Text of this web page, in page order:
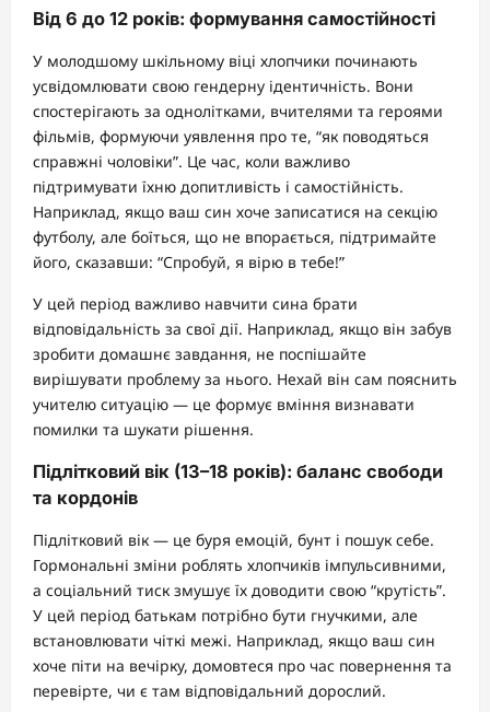
Від 6 до 12 років: формування самостійності
У молодшому шкільному віці хлопчики починають
усвідомлювати свою гендерну ідентичність. Вони
спостерігають за однолітками, вчителями та героями
фільмів, формуючи уявлення про те, “як поводяться
справжні чоловіки”. Це час, коли важливо
підтримувати їхню допитливість і самостійність.
Наприклад, якщо ваш син хоче записатися на секцію
футболу, але боїться, що не впорається, підтримайте
його, сказавши: “Спробуй, я вірю в тебе!”
У цей період важливо навчити сина брати
відповідальність за свої дії. Наприклад, якщо він забув
зробити домашнє завдання, не поспішайте
вирішувати проблему за нього. Нехай він сам пояснить
учителю ситуацію — це формує вміння визнавати
помилки та шукати рішення.
Підлітковий вік (13–18 років): баланс свободи
та кордонів
Підлітковий вік — це буря емоцій, бунт і пошук себе.
Гормональні зміни роблять хлопчиків імпульсивними,
а соціальний тиск змушує їх доводити свою “крутість”.
У цей період батькам потрібно бути гнучкими, але
встановлювати чіткі межі. Наприклад, якщо ваш син
хоче піти на вечірку, домовтеся про час повернення та
перевірте, чи є там відповідальний дорослий.